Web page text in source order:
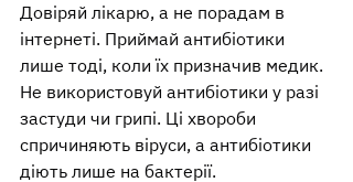
Довіряй лікарю, а не порадам в
інтернеті. Приймай антибіотики
лише тоді, коли їх призначив медик.
Не використовуй антибіотики у разі
застуди чи грипі. Ці хвороби
спричиняють віруси, а антибіотики
діють лише на бактерії.